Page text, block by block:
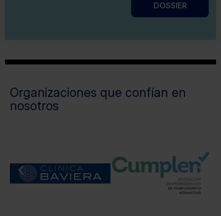
DOSSIER
Organizaciones que confían en
nosotros